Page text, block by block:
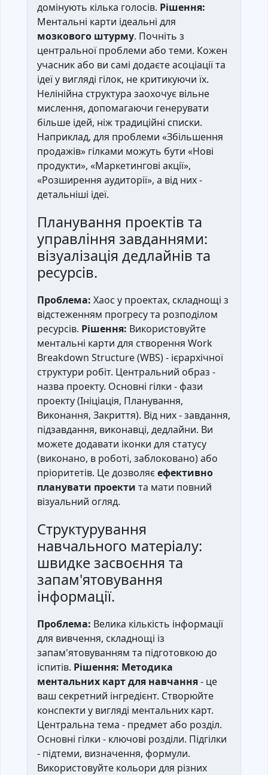
домінують кілька голосів. Рішення:
Ментальні карти ідеальні для
мозкового штурму. Почніть з
центральної проблеми або теми. Кожен
учасник або ви самі додаєте асоціації та
ідеї у вигляді гілок, не критикуючи їх.
Нелінійна структура заохочує вільне
мислення, допомагаючи генерувати
більше ідей, ніж традиційні списки.
Наприклад, для проблеми «Збільшення
продажів» гілками можуть бути «Нові
продукти», «Маркетингові акції»,
«Розширення аудиторії», а від них -
детальніші ідеї.
Планування проектів та
управління завданнями:
візуалізація дедлайнів та
ресурсів.
Проблема: Хаос у проектах, складнощі з
відстеженням прогресу та розподілом
ресурсів. Рішення: Використовуйте
ментальні карти для створення Work
Breakdown Structure (WBS) - ієрархічної
структури робіт. Центральний образ -
назва проекту. Основні гілки - фази
проекту (Ініціація, Планування,
Виконання, Закриття). Від них - завдання,
підзавдання, виконавці, дедлайни. Ви
можете додавати іконки для статусу
(виконано, в роботі, заблоковано) або
пріоритетів. Це дозволяєефективно
планувати проекти та мати повний
візуальний огляд.
Структурування
навчального матеріалу:
швидке засвоєння та
запам'ятовування
інформації.
Проблема: Велика кількість інформації
для вивчення, складнощі із
запам'ятовуванням та підготовкою до
іспитів. Рішення: Методика
ментальних карт для навчання- це
ваш секретний інгредієнт. Створюйте
конспекти у вигляді ментальних карт.
Центральна тема - предмет або розділ.
Основні гілки - ключові розділи. Підгілки
- підтеми, визначення, формули.
Використовуйте кольори для різних